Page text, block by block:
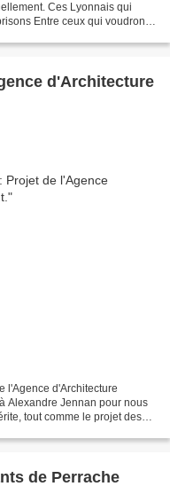
Ces Lyonnais qui
Entre ceux qui voudront
d'Architecture
l'Agence d'Architecture
Alexandre Jennan pour nous
tout comme le projet des
de Perrache